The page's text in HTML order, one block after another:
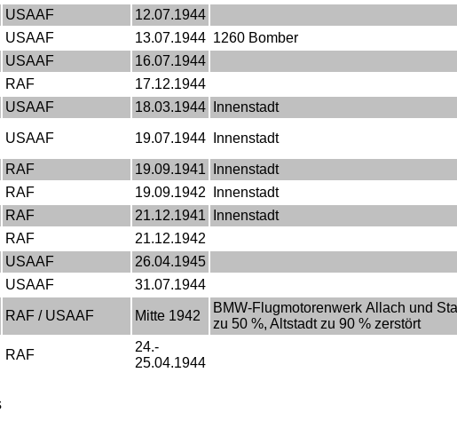
USAAF
12.07.1944
USAAF 13.07.1944 1260 Bomber
USAAF
16.07.1944
RAF 17.12.1944
USAAF 18.03.1944 Innenstadt
USAAF 19.07.1944 Innenstadt
RAF 19.09.1941
Innenstadt
RAF 19.09.1942
Innenstadt
RAF 21.12.1941
Innenstadt
RAF
21.12.1942
USAAF
26.04.1945
USAAF 31.07.1944
RAF / USAAF Mitte 1942
BMW-Flugmotorenwerk Allach und
zu 50 %, Altstadt zu 90 % zerstört
RAF
24.-
25.04.1944